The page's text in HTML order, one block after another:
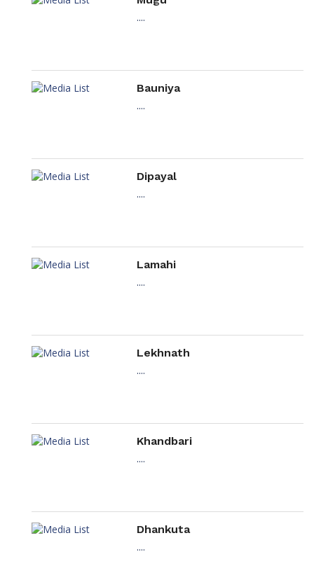
....
Bauniya
....
Dipayal
....
Lamahi
....
Lekhnath
....
Khandbari
....
Dhankuta
....